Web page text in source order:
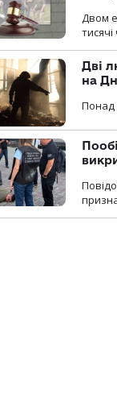
Двом
Дві
на
Понад